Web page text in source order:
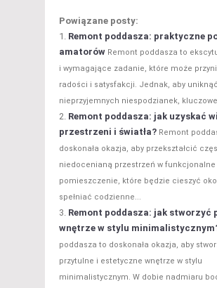
Powiązane posty:
Remont poddasza: praktyczne
amatorów Remont poddasza to
i wymagające zadanie, które może
radości i satysfakcji. Jednak, aby uniknąć
nieprzyjemnych niespodzianek,
Remont poddasza: jak uzyskać
przestrzeni i światła? Remont
doskonała okazja, aby przekształcić
niedocenianą przestrzeń w funkcjonalne
pomieszczenie, które będzie cieszyć
spełniać codzienne...
Remont poddasza: jak stworzyć
wnętrze w stylu
poddasza to doskonała okazja, aby
przytulne i estetyczne wnętrze w stylu
minimalistycznym. W dobie nadmiaru